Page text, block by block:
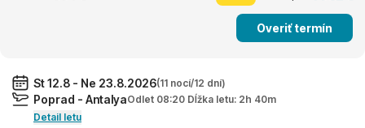
Overiť termín
St 12.8 - Ne 23.8.2026(11 nocí/12 dní)
Poprad - AntalyaOdlet 08:20 Dĺžka letu: 2h 40m
Detail letu